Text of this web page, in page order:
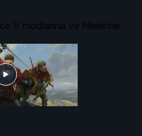
II modlarına ve hilelerine